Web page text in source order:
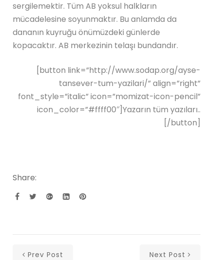
sergilemektir. Tüm AB yoksul halkların
mücadelesine soyunmaktır. Bu anlamda da
dananın kuyruğu önümüzdeki günlerde
kopacaktır. AB merkezinin telaşı bundandır.
[button link=”http://www.sodap.org/ayse-
tansever-tum-yazilari/” align=”right”
font_style=”italic” icon=”momizat-icon-pencil”
icon_color=”#ffff00″]Yazarın tüm yazıları..
[/button]
Share:
Prev Post Next Post